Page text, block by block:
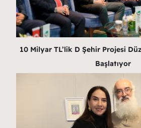
10 Milyar TL’lik D Şehir Projesi
Başlatıyor